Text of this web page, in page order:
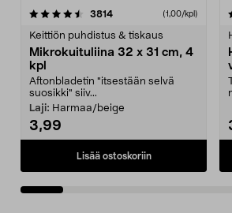
3814arvostelut (1,00/kpl)
Keittiön puhdistus & tiskaus
Mikrokuituliina 32 x 31 cm, 4
kpl
Aftonbladetin "itsestään selvä
suosikki" siiv...
Laji: Harmaa/beige
3,99
Lisää ostoskoriin
4.5viidestä